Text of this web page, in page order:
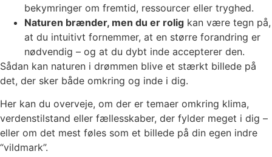
bekymringer om fremtid, ressourcer eller tryghed.
Naturen brænder, men du er rolig kan være tegn på,
at du intuitivt fornemmer, at en større forandring er
nødvendig – og at du dybt inde accepterer den.
Sådan kan naturen i drømmen blive et stærkt billede på
det, der sker både omkring og inde i dig.
Her kan du overveje, om der er temaer omkring klima,
verdenstilstand eller fællesskaber, der fylder meget i dig –
eller om det mest føles som et billede på din egen indre
“vildmark”.